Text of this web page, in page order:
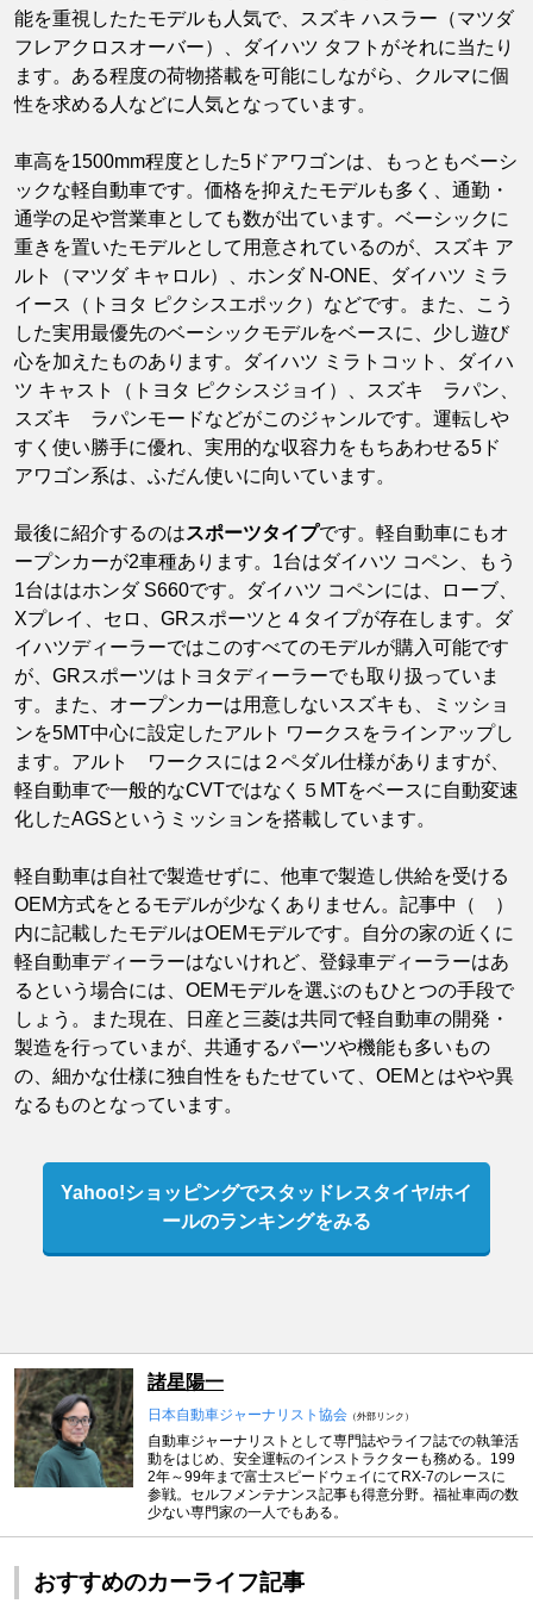
能を重視したたモデルも人気で、スズキ ハスラー（マツダ
フレアクロスオーバー）、ダイハツ タフトがそれに当たり
ます。ある程度の荷物搭載を可能にしながら、クルマに個
性を求める人などに人気となっています。
車高を1500mm程度とした5ドアワゴンは、もっともベーシ
ックな軽自動車です。価格を抑えたモデルも多く、通勤・
通学の足や営業車としても数が出ています。ベーシックに
重きを置いたモデルとして用意されているのが、スズキ ア
ルト（マツダ キャロル）、ホンダ N-ONE、ダイハツ ミラ
イース（トヨタ ピクシスエポック）などです。また、こう
した実用最優先のベーシックモデルをベースに、少し遊び
心を加えたものあります。ダイハツ ミラトコット、ダイハ
ツ キャスト（トヨタ ピクシスジョイ）、スズキ ラパン、
スズキ ラパンモードなどがこのジャンルです。運転しや
すく使い勝手に優れ、実用的な収容力をもちあわせる5ド
アワゴン系は、ふだん使いに向いています。
最後に紹介するのはスポーツタイプです。軽自動車にもオ
ープンカーが2車種あります。1台はダイハツ コペン、もう
1台ははホンダ S660です。ダイハツ コペンには、ローブ、
Xプレイ、セロ、GRスポーツと４タイプが存在します。ダ
イハツディーラーではこのすべてのモデルが購入可能です
が、GRスポーツはトヨタディーラーでも取り扱っていま
す。また、オープンカーは用意しないスズキも、ミッショ
ンを5MT中心に設定したアルト ワークスをラインアップし
ます。アルト ワークスには２ペダル仕様がありますが、
軽自動車で一般的なCVTではなく５MTをベースに自動変速
化したAGSというミッションを搭載しています。
軽自動車は自社で製造せずに、他車で製造し供給を受ける
OEM方式をとるモデルが少なくありません。記事中（ ）
内に記載したモデルはOEMモデルです。自分の家の近くに
軽自動車ディーラーはないけれど、登録車ディーラーはあ
るという場合には、OEMモデルを選ぶのもひとつの手段で
しょう。また現在、日産と三菱は共同で軽自動車の開発・
製造を行っていまが、共通するパーツや機能も多いもの
の、細かな仕様に独自性をもたせていて、OEMとはやや異
なるものとなっています。
Yahoo!ショッピングでスタッドレスタイヤ/ホイ
ールのランキングをみる
諸星陽一
日本自動車ジャーナリスト協会 （外部リンク）
自動車ジャーナリストとして専門誌やライフ誌での執筆活
動をはじめ、安全運転のインストラクターも務める。199
2年～99年まで富士スピードウェイにてRX-7のレースに
参戦。セルフメンテナンス記事も得意分野。福祉車両の数
少ない専門家の一人でもある。
おすすめのカーライフ記事